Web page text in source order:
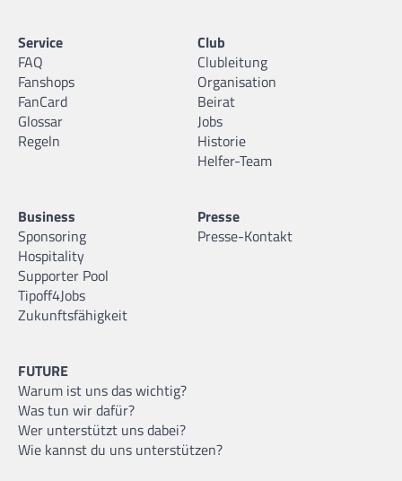
Service
FAQ
Fanshops
FanCard
Glossar
Regeln
Club
Clubleitung
Organisation
Beirat
Jobs
Historie
Helfer-Team
Business
Sponsoring
Hospitality
Supporter Pool
Tipoff4Jobs
Zukunftsfähigkeit
Presse
Presse-Kontakt
FUTURE
Warum ist uns das wichtig?
Was tun wir dafür?
Wer unterstützt uns dabei?
Wie kannst du uns unterstützen?